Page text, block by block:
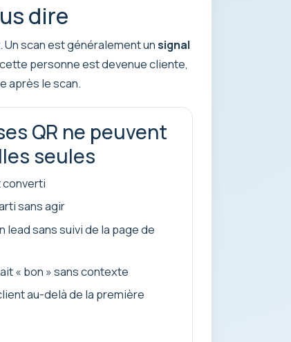
dire
scan est généralement unsignal
personne est devenue cliente,
après le scan.
QR ne peuvent
seules
converti
sans agir
lead sans suivi de la page de
« bon » sans contexte
au-delà de la première